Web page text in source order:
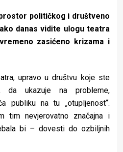
političkog i društveno
danas vidite ulogu teatra
zasićeno krizama i
upravo u društvu koje ste
da ukazuje na probleme,
publiku na tu „otupljenost“.
tim nevjerovatno značajna i
bi – dovesti do ozbiljnih